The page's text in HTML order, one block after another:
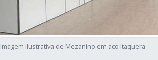
Imagem ilustrativa de Mezanino em aço Itaquera